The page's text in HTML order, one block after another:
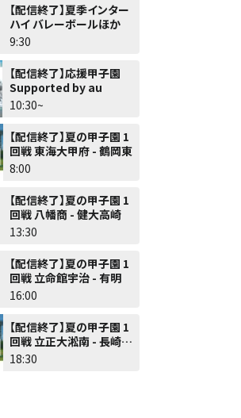
【配信終了】夏季インター
ハイ バレーボールほか
9:30
【配信終了】応援甲子園
Supported by au
10:30~
【配信終了】夏の甲子園 1
回戦 東海大甲府 - 鶴岡東
8:00
【配信終了】夏の甲子園 1
回戦 八幡商 - 健大高崎
13:30
【配信終了】夏の甲子園 1
回戦 立命館宇治 - 有明
16:00
【配信終了】夏の甲子園 1
回戦 立正大淞南 - 長崎日
大
18:30